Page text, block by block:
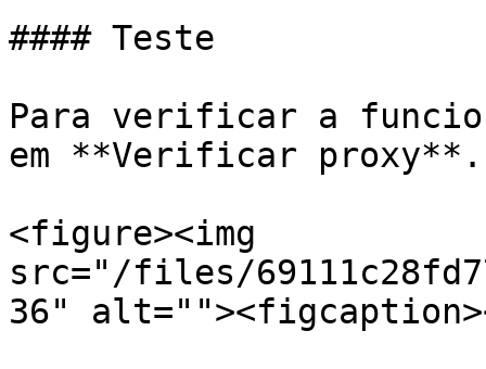
#### Teste
Para verificar a
em **Verificar proxy**.
<figure><img
src="/files/
36"